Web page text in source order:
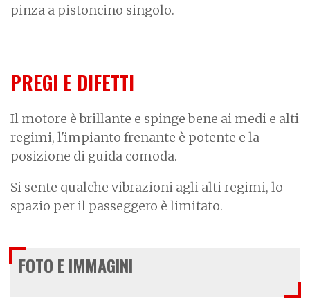
pinza a pistoncino singolo.
PREGI E DIFETTI
Il motore è brillante e spinge bene ai medi e alti
regimi, l'impianto frenante è potente e la
posizione di guida comoda.
Si sente qualche vibrazioni agli alti regimi, lo
spazio per il passeggero è limitato.
FOTO E IMMAGINI